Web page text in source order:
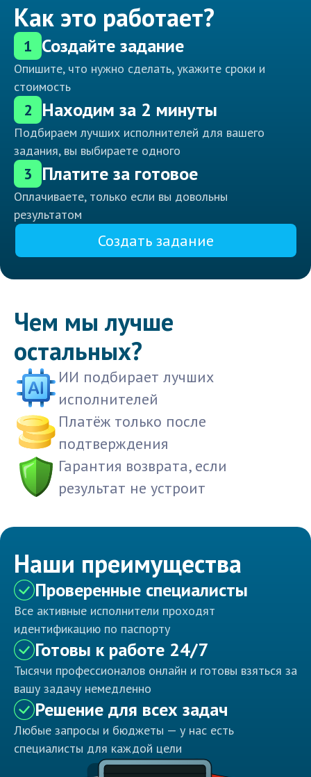
Как это работает?
1 Создайте задание
Опишите, что нужно сделать, укажите сроки и
стоимость
2 Находим за 2 минуты
Подбираем лучших исполнителей для вашего
задания, вы выбираете одного
3 Платите за готовое
Оплачиваете, только если вы довольны
результатом
Создать задание
Чем мы лучше
остальных?
ИИ подбирает лучших
исполнителей
Платёж только после
подтверждения
Гарантия возврата, если
результат не устроит
Наши преимущества
Проверенные специалисты
Все активные исполнители проходят
идентификацию по паспорту
Готовы к работе 24/7
Тысячи профессионалов онлайн и готовы взяться за
вашу задачу немедленно
Решение для всех задач
Любые запросы и бюджеты — у нас есть
специалисты для каждой цели